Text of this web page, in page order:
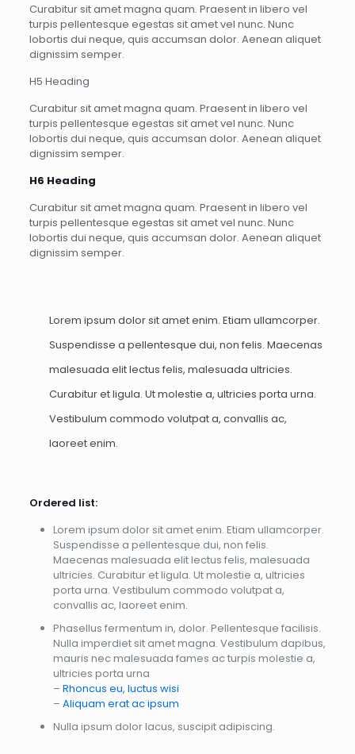
Curabitur sit amet magna quam. Praesent in libero vel
turpis pellentesque egestas sit amet vel nunc. Nunc
lobortis dui neque, quis accumsan dolor. Aenean aliquet
dignissim semper.
H5 Heading
Curabitur sit amet magna quam. Praesent in libero vel
turpis pellentesque egestas sit amet vel nunc. Nunc
lobortis dui neque, quis accumsan dolor. Aenean aliquet
dignissim semper.
H6 Heading
Curabitur sit amet magna quam. Praesent in libero vel
turpis pellentesque egestas sit amet vel nunc. Nunc
lobortis dui neque, quis accumsan dolor. Aenean aliquet
dignissim semper.
Lorem ipsum dolor sit amet enim. Etiam ullamcorper.
Suspendisse a pellentesque dui, non felis. Maecenas
malesuada elit lectus felis, malesuada ultricies.
Curabitur et ligula. Ut molestie a, ultricies porta urna.
Vestibulum commodo volutpat a, convallis ac,
laoreet enim.
Ordered list:
Lorem ipsum dolor sit amet enim. Etiam ullamcorper.
Suspendisse a pellentesque dui, non felis.
Maecenas malesuada elit lectus felis, malesuada
ultricies. Curabitur et ligula. Ut molestie a, ultricies
porta urna. Vestibulum commodo volutpat a,
convallis ac, laoreet enim.
Phasellus fermentum in, dolor. Pellentesque facilisis.
Nulla imperdiet sit amet magna. Vestibulum dapibus,
mauris nec malesuada fames ac turpis molestie a,
ultricies porta urna
– Rhoncus eu, luctus wisi
– Aliquam erat ac ipsum
Nulla ipsum dolor lacus, suscipit adipiscing.